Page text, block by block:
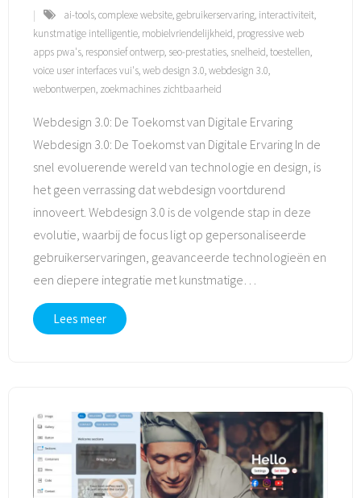
ai-tools,complexe website,gebruikerservaring, interactiviteit,
kunstmatige intelligentie, mobielvriendelijkheid, progressive web
apps pwa's, responsief ontwerp, seo-prestaties, snelheid,toestellen,
voice user interfaces vui's,web design 3.0,webdesign 3.0,
webontwerpen, zoekmachines zichtbaarheid
Webdesign 3.0: De Toekomst van Digitale Ervaring
Webdesign 3.0: De Toekomst van Digitale Ervaring In de
snel evoluerende wereld van technologie en design, is
het geen verrassing dat webdesign voortdurend
innoveert. Webdesign 3.0 is de volgende stap in deze
evolutie, waarbij de focus ligt op gepersonaliseerde
gebruikerservaringen, geavanceerde technologieën en
een diepere integratie met kunstmatige…
Lees meer